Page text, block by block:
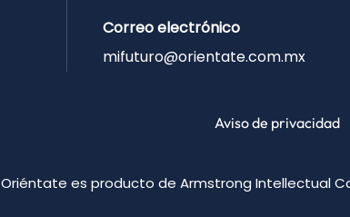
Correo electrónico
mifuturo@orientate.com.mx
Aviso de privacidad
Oriéntate es producto de Armstrong Intellectual